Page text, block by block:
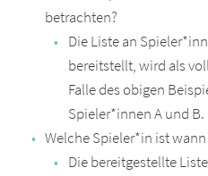
betrachten?
Die Liste an
bereitstellt, wird als
Falle des obigen
Spieler*innen A und B.
Welche Spieler*in ist
Die bereitgestellte